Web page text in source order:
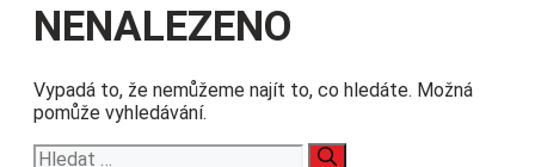
NENALEZENO
Vypadá to, že nemůžeme najít to, co hledáte. Možná
pomůže vyhledávání.
Hledat: